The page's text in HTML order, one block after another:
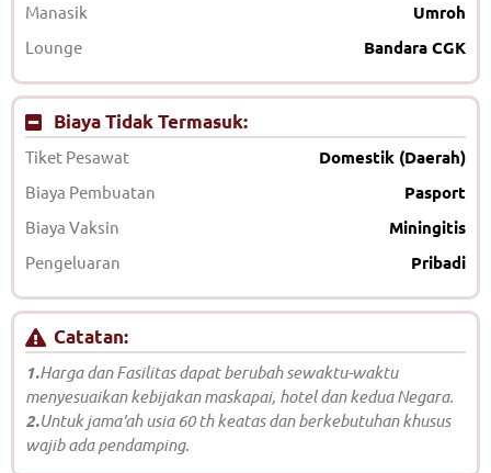
Manasik Umroh
Lounge Bandara CGK
Biaya Tidak Termasuk:
Tiket Pesawat Domestik (Daerah)
Biaya Pembuatan Pasport
Biaya Vaksin Miningitis
Pengeluaran Pribadi
Catatan:
1.Harga dan Fasilitas dapat berubah sewaktu-waktu
menyesuaikan kebijakan maskapai, hotel dan kedua Negara.
2.Untuk jama’ah usia 60 th keatas dan berkebutuhan khusus
wajib ada pendamping.